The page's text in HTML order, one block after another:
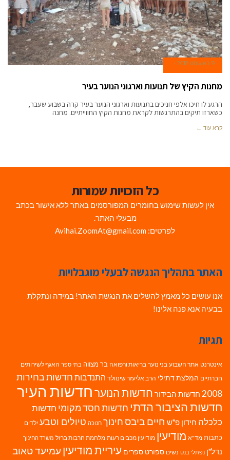
9 באוגוסט 2018
מחנות הקיץ של תנועות וארגוני הנוער בעיר
הרגע לו חיכו אלפי חניכים בתנועות וארגוני הנוער בעיר קרה בשבוע שעבר,
כשארזו תיקים בהתרגשות לקראת מחנות הקיץ החווייתיים. מחנה
קרא עוד ←
כל הזכויות שמורות
אין לעשות שימוש בחומרים המפורסמים באתר ללא אישור בכתב
מבעלי האתר.
לפרטים: Avihai.ZoomAt@gmail.com
האתר בתהליך הנגשה לבעלי מוגבלויות
אנו עושים כל מאמץ להשלים את הנגשת האתר! במידה ונתקלת
בבעיה אנא פנה אלינו!
תגיות
אינטרנט אתר השבוע בני נוער בריאות ורפואה בר מצווה בתי ספר האגף לשירותים
חברתיים המלצת דתילי הרב אליעזר שינוולד התנדבות חדשות בחירות
2008 חדשות הבידור חדשות הנוערחדשות העיר
חדשות הציבור הדתי חדשות חסד מקומי חדשות
כלכלה חידון פ"ש חיים ביבסחינוך חנוכה טיולים וטבע ילדים
כתבות מד"א מודיעין מודיעין מכבים רעות מלחמת חרבות ברזל משרד החינוך
נדל"ן נפתלי בנט נשים ספורט ספרים עיריית מודיעין עמיעד טאוב